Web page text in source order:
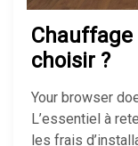
choisir ?
Your browser
L’essentiel à
les frais